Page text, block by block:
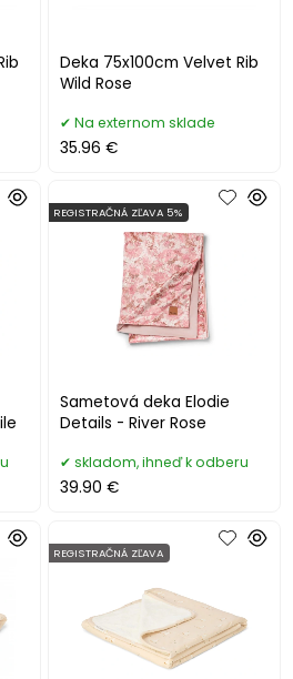
Deka 75x100cm Velvet Rib
Wild Rose
Na externom sklade
35.96 €
Sametová deka Elodie
Details - River Rose
REGISTRAČNÁ ZĽAVA 5%
skladom, ihneď k odberu
39.90 €
REGISTRAČNÁ ZĽAVA